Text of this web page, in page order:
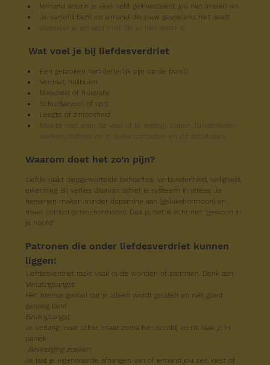
Iemand waarin je veel hebt geïnvesteerd, jou niet (meer) wil
Je verliefd bent op iemand die jouw gevoelens niet deelt
Wanneer je iemand mist die er niet meer is.
Wat voel je bij liefdesverdriet
Een gebroken hart (letterlijk pijn op de borst)
Verdriet, huilbuien
Boosheid of frustratie
Schuldgevoel of spijt
Leegte of zinloosheid
Moeite met eten (te veel of te weinig), slapen, functioneren,
werken, minder zin in leuke contacten en /of activiteiten.
Waarom doet het zo’n pijn?
Liefde raakt diepgewortelde behoeftes: verbondenheid, veiligheid,
erkenning. Bij verlies daarvan schiet je systeem in stress. Je
hersenen maken minder dopamine aan (gelukshormoon) en
meer cortisol (stresshormoon). Dus ja, het is écht niet "gewoon in
je hoofd”.
Patronen die onder liefdesverdriet kunnen
liggen:
Liefdesverdriet raakt vaak oude wonden of patronen. Denk aan:
Verlatingsangst:
Het intense gevoel dat je alleen wordt gelaten en niet goed
genoeg bent.
Bindingsangst:
Je verlangt naar liefde, maar zodra het dichtbij komt, raak je in
paniek.
Bevestiging zoeken:
Je laat je eigenwaarde afhangen van of iemand jou ziet, kiest of